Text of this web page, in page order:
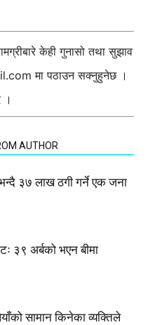
केही गुनासो तथा सुझाव
मा पठाउन सक्नुहुनेछ ।
।
AUTHOR
३७ लाख ठगी गर्ने एक जना
३९ अर्बको भएन बीमा
सामान किनेका व्यक्तिले